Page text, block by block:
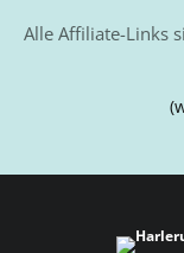
Alle Affiliate-Links